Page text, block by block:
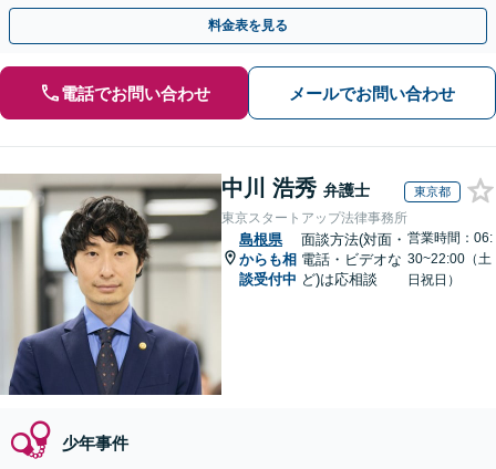
対応】【弁護士待機中/当日中の電話相談可(予約制)】
料金表を見る
電話でお問い合わせ メールでお問い合わせ
中川 浩秀 弁護士 東京都
東京スタートアップ法律事務所
島根県
からも相
談受付中
面談方法(対面・
電話・ビデオな
ど)は応相談
営業時間：06:
30~22:00（土
日祝日）
少年事件